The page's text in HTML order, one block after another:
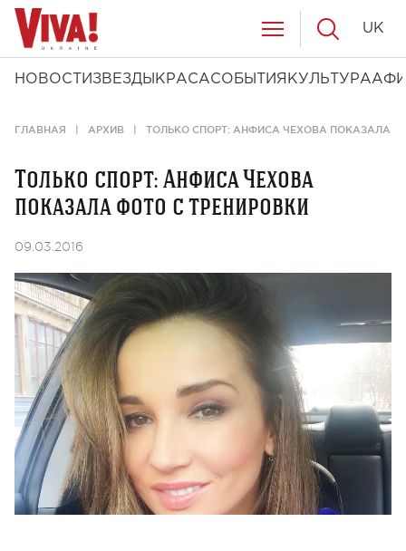
НОВОСТИ ЗВЕЗДЫ КРАСАСОБЫТИЯ КУЛЬТУРА
UK
ГЛАВНАЯ АРХИВ ТОЛЬКО СПОРТ: АНФИСА ЧЕХОВА ПОКАЗАЛА
Только спорт: Анфиса Чехова
показала фото с тренировки
09.03.2016